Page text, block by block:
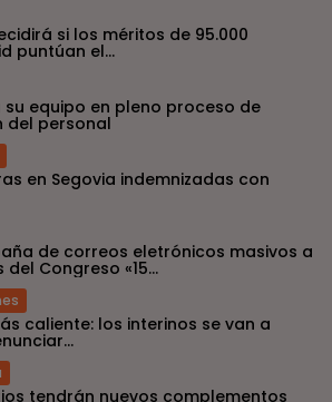
si los méritos de 95.000
puntúan el...
su equipo en pleno proceso de
del personal
en Segovia indemnizadas con
de correos eletrónicos masivos a
Congreso «15...
caliente: los interinos se van a
tendrán nuevos complementos